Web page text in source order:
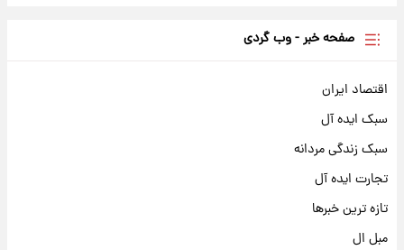
صفحه خبر - وب گردی
اقتصاد ایران
سبک ایده آل
سبک زندگی مردانه
تجارت ایده آل
تازه ترین خبرها
مبل ال